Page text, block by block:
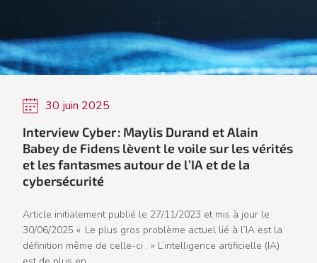
30 juin 2025
Interview Cyber : Maylis Durand et Alain
Babey de Fidens lèvent le voile sur les vérités
et les fantasmes autour de l’IA et de la
cybersécurité
Article initialement publié le 27/11/2023 et mis à jour le
30/06/2025 « Le plus gros problème actuel lié à l’IA est la
définition même de celle-ci . » L’intelligence artificielle (IA)